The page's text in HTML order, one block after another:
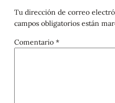
Tu dirección de correo
campos obligatorios están
Comentario *